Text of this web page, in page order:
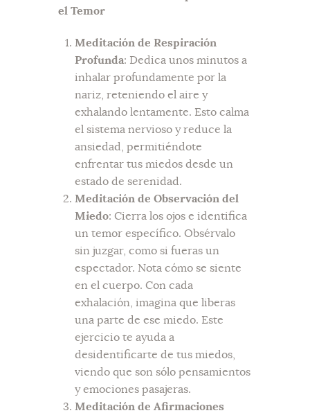
el Temor
Meditación de Respiración
Profunda: Dedica unos minutos a
inhalar profundamente por la
nariz, reteniendo el aire y
exhalando lentamente. Esto calma
el sistema nervioso y reduce la
ansiedad, permitiéndote
enfrentar tus miedos desde un
estado de serenidad.
Meditación de Observación del
Miedo: Cierra los ojos e identifica
un temor específico. Obsérvalo
sin juzgar, como si fueras un
espectador. Nota cómo se siente
en el cuerpo. Con cada
exhalación, imagina que liberas
una parte de ese miedo. Este
ejercicio te ayuda a
desidentificarte de tus miedos,
viendo que son sólo pensamientos
y emociones pasajeras.
Meditación de Afirmaciones